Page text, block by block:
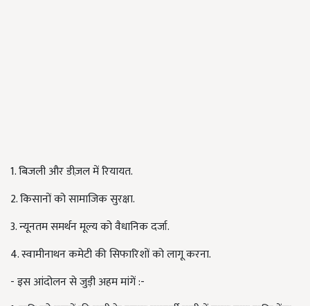
1. बिजली और डीज़ल में रियायत.
2. किसानों को सामाजिक सुरक्षा.
3. न्यूनतम समर्थन मूल्य को वैधानिक दर्जा.
4. स्वामीनाथन कमेटी की सिफारिशों को लागू करना.
- इस आंदोलन से जुड़ी अहम मांगें :-